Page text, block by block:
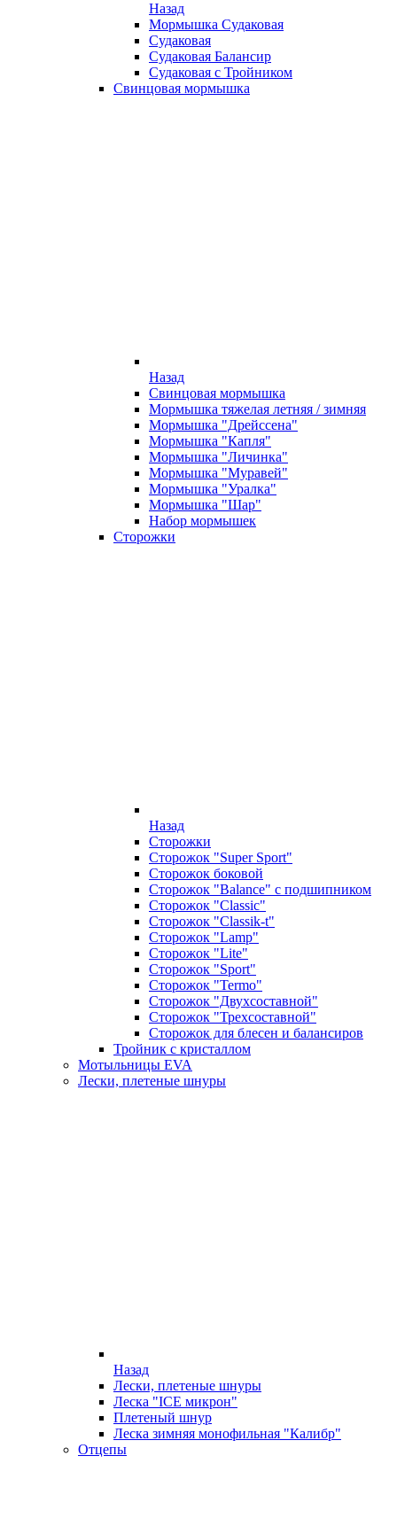
Назад
Мормышка Судаковая
Судаковая
Судаковая Балансир
Судаковая с Тройником
Свинцовая мормышка
Назад
Свинцовая мормышка
Мормышка тяжелая летняя / зимняя
Мормышка "Дрейссена"
Мормышка "Капля"
Мормышка "Личинка"
Мормышка "Муравей"
Мормышка "Уралка"
Мормышка "Шар"
Набор мормышек
Сторожки
Назад
Сторожки
Сторожок "Super Sport"
Сторожок боковой
Сторожок "Balance" с подшипником
Сторожок "Classic"
Сторожок "Classik-t"
Сторожок "Lamp"
Сторожок "Lite"
Сторожок "Sport"
Сторожок "Termo"
Сторожок "Двухсоставной"
Сторожок "Трехсоставной"
Сторожок для блесен и балансиров
Тройник с кристаллом
Мотыльницы EVA
Лески, плетеные шнуры
Назад
Лески, плетеные шнуры
Леска "ICE микрон"
Плетеный шнур
Леска зимняя монофильная "Калибр"
Отцепы